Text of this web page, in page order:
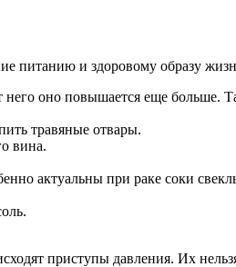
питанию и здоровому образу
оно повышается еще больше.
травяные отвары.
вина.
актуальны при раке соки
приступы давления. Их